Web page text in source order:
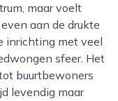
maar voelt
aan de drukte
inrichting met veel
sfeer. Het
buurtbewoners
levendig maar